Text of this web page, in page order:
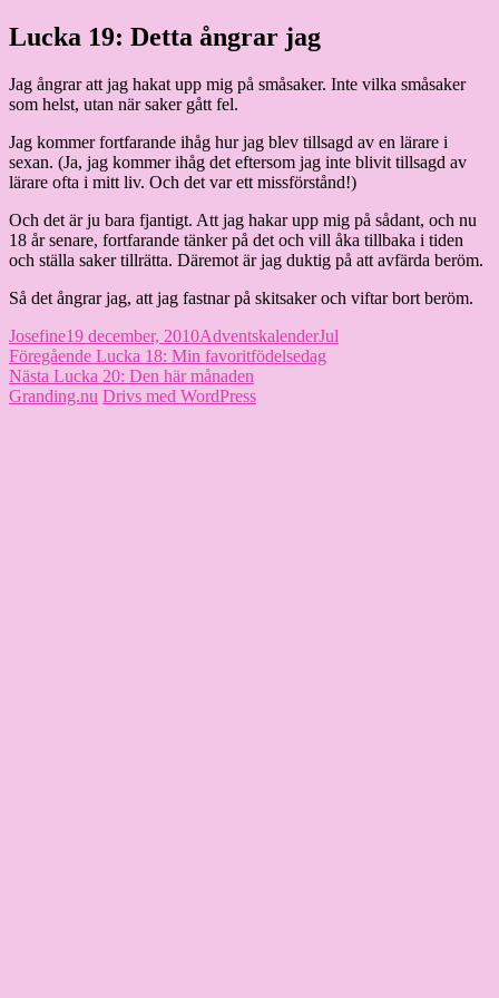
Hoppa
till
Granding.nu
Lucka 19: Detta ångrar jag
Jag ångrar att jag hakat upp mig på småsaker. Inte vilka småsaker
som helst, utan när saker gått fel.
Jag kommer fortfarande ihåg hur jag blev tillsagd av en lärare i
sexan. (Ja, jag kommer ihåg det eftersom jag inte blivit tillsagd av
lärare ofta i mitt liv. Och det var ett missförstånd!)
Och det är ju bara fjantigt. Att jag hakar upp mig på sådant, och nu
18 år senare, fortfarande tänker på det och vill åka tillbaka i tiden
och ställa saker tillrätta. Däremot är jag duktig på att avfärda beröm.
Så det ångrar jag, att jag fastnar på skitsaker och viftar bort beröm.
Författare
JosefinePublicerat
den
19 december, 2010Kategorier
AdventskalenderEtiketter
Jul
Inläggsnavigering
Föregående Föregående
inlägg:
Lucka 18: Min favoritfödelsedag
Nästa Nästa
inlägg:
Lucka 20: Den här månaden
Granding.nu Drivs med WordPress